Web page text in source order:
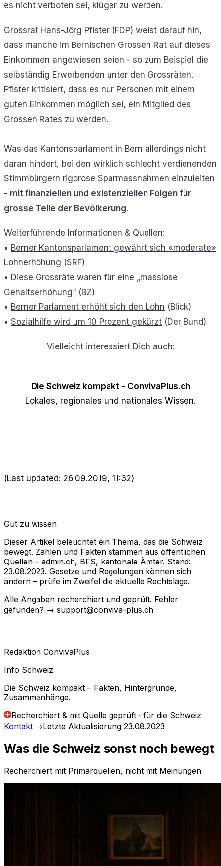
es nicht verboten sei, klüger zu werden.
Grossrat Hans-Jörg Pfister (FDP) weist darauf hin,
dass manche im Bernischen Grossen Rat auf dieses
Einkommen angewiesen seien - so zum Beispiel die
selbständig Erwerbenden unter den Grossräten.
Pfister kritisiert, dass es nur Personen mit einem
guten Einkommen möglich sei, ein Mitglied des
Grossen Rates zu werden.
Was das Kantonsparlament in Bern allerdings nicht
daran hindert, bei den wirklich schlecht verdienenden
Stimmbürgern rigorose Sparmassnahmen einzuleiten
- mit finanziellen und existenziellen Folgen für
grosse Teile der Bevölkerung.
Weiterführende Informationen & Quellen:
• Berner Kantonsparlament gewährt sich «moderate»
Lohnerhöhung (SRF)
• Diese Grossräte waren für eine „masslose
Gehaltserhöhung“ (BZ)
• Berner Parlament erhöht sich den Lohn (Blick)
• Sozialhilfe wird um 10 Prozent gekürzt (Der Bund)
Vielleicht interessiert Dich auch:
Die Schweiz kompakt - ConvivaPlus.ch
Lokales, regionales und nationales Wissen.
(Last updated: 26.09.2019, 11:32)
Gut zu wissen
Dieser Artikel beleuchtet ein Thema, das die Schweiz
bewegt. Zahlen und Fakten stammen aus öffentlichen
Quellen – admin.ch, BFS, kantonale Ämter. Stand:
23.08.2023. Gesetze und Regelungen können sich
ändern – prüfe im Zweifel die aktuelle Rechtslage.
Alle Angaben recherchiert und geprüft. Fehler
gefunden? → support@conviva-plus.ch
Redaktion ConvivaPlus
Info Schweiz
Die Schweiz kompakt – Fakten, Hintergründe,
Zusammenhänge.
Recherchiert & mit Quelle geprüft · für die Schweiz
Kontakt →Letzte Aktualisierung 23.08.2023
Was die Schweiz sonst noch bewegt
Recherchiert mit Primärquellen, nicht mit Meinungen